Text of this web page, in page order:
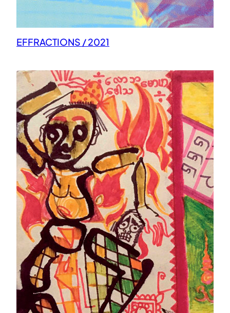
EFFRACTIONS / 2021